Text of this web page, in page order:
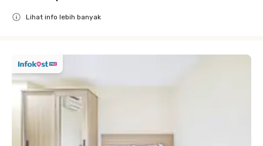
Lihat info lebih banyak